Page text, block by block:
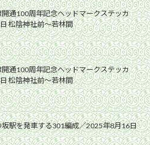
通100周年記念ヘッドマークステッカ
松陰神社前〜若林間
通100周年記念ヘッドマークステッカ
松陰神社前〜若林間
駅を発車する301編成／2025年8月16日